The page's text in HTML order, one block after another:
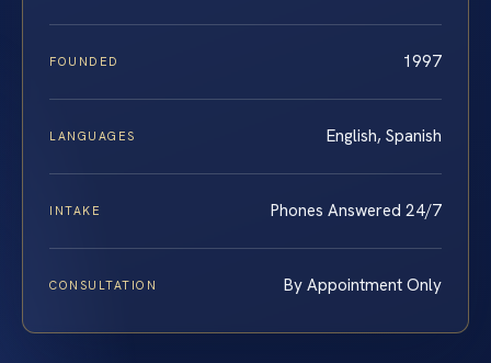
FOUNDED 1997
LANGUAGES English, Spanish
INTAKE Phones Answered 24/7
CONSULTATION By Appointment Only